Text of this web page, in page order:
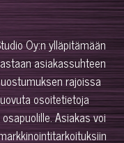
Oy:n ylläpitämään
asiakassuhteen
rajoissa
osoitetietoja
Asiakas voi